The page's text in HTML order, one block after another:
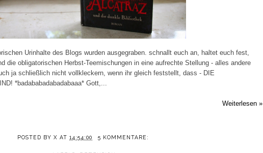
Urinhalte des Blogs wurden ausgegraben. schnallt euch an, haltet euch fest,
die obligatorischen Herbst-Teemischungen in eine aufrechte Stellung - alles andere
ja schließlich nicht vollkleckern, wenn ihr gleich feststellt, dass - DIE
*badababadabadabaaa* Gott,...
Weiterlesen »
POSTED BY X AT14:54:00 5 KOMMENTARE: